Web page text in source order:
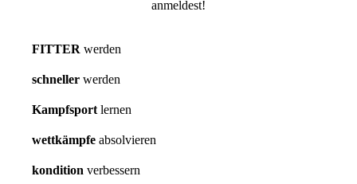
anmeldest!
FITTER werden
schneller werden
Kampfsport lernen
wettkämpfe absolvieren
kondition verbessern